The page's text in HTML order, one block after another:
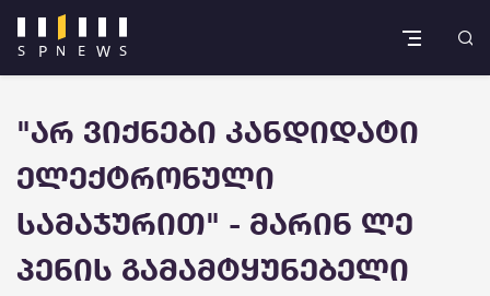
"არ ვიქნები კანდიდატი
ელექტრონული
სამაჯურით" - მარინ ლე
პენის გამამტყუნებელი